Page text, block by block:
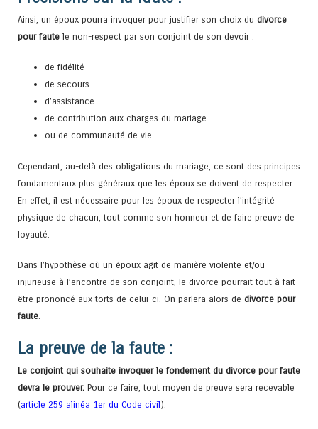
Ainsi, un époux pourra invoquer pour justifier son choix du divorce
pour faute le non-respect par son conjoint de son devoir :
de fidélité
de secours
d’assistance
de contribution aux charges du mariage
ou de communauté de vie.
Cependant, au-delà des obligations du mariage, ce sont des principes
fondamentaux plus généraux que les époux se doivent de respecter.
En effet, il est nécessaire pour les époux de respecter l’intégrité
physique de chacun, tout comme son honneur et de faire preuve de
loyauté.
Dans l’hypothèse où un époux agit de manière violente et/ou
injurieuse à l’encontre de son conjoint, le divorce pourrait tout à fait
être prononcé aux torts de celui-ci. On parlera alors de divorce pour
faute
La preuve de la faute :
Le conjoint qui souhaite invoquer le fondement du divorce pour faute
devra le prouver. Pour ce faire, tout moyen de preuve sera recevable
(article 259 alinéa 1er du Code civil).